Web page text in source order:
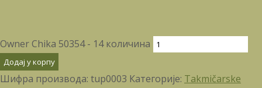
Owner Chika 50354 - 14 количина
Додај у корпу
Шифра производа: tup0003 Категорије: Takmičarske